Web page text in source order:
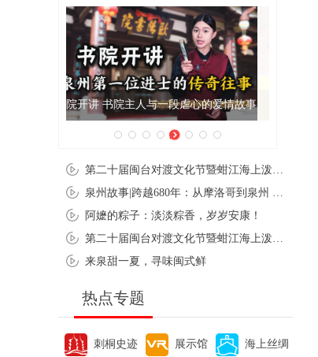
泉州肉粽亮相央视《新闻联播》
阿嬷的粽子：淡淡粽香，岁岁安康！
来泉甜一夏，寻味闽式鲜
热点专题
刺桐史迹 展示馆 海上丝绸